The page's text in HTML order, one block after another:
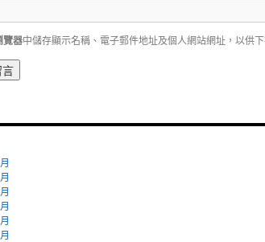
覽器中儲存顯示名稱、電子郵件地址及個人網站網址，以供